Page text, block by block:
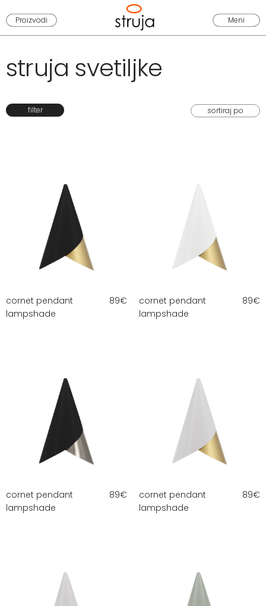
Proizvodi Meni
struja svetiljke
filter
cornet pendant
lampshade
89€
cornet pendant
lampshade
89€
cornet pendant
lampshade
89€
cornet pendant
lampshade
89€